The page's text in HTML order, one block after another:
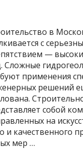
в
с
—
Сложные
применения
решений
собой
на
и качественного
мер …